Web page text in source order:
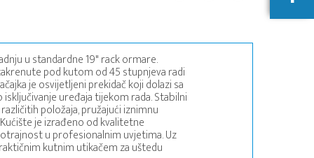
u standardne 19" rack ormare.
pod kutom od 45 stupnjeva radi
je osvijetljeni prekidač koji dolazi sa
uređaja tijekom rada. Stabilni
položaja, pružajući iznimnu
je izrađeno od kvalitetne
u profesionalnim uvjetima. Uz
kutnim utikačem za uštedu